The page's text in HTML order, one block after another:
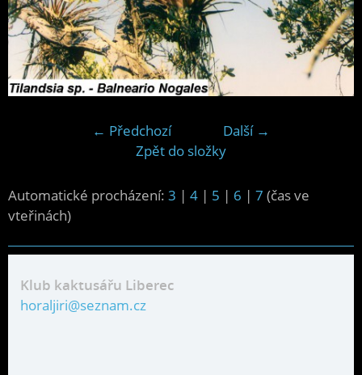
← Předchozí
Další →
Zpět do složky
Automatické procházení: 3 | 4 | 5 | 6 | 7 (čas ve
vteřinách)
Klub kaktusářu Liberec
horaljiri@seznam.cz